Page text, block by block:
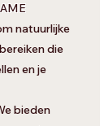
natuurlijke
die
en je
bieden